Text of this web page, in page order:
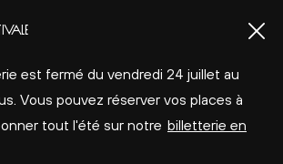
est fermé du vendredi 24 juillet au
Vous pouvez réserver vos places à
tout l'été sur notre billetterie en